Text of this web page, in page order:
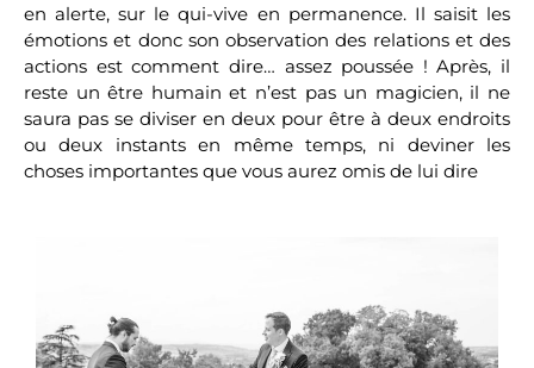
en alerte, sur le qui-vive en permanence. Il saisit les
émotions et donc son observation des relations et des
actions est comment dire… assez poussée ! Après, il
reste un être humain et n’est pas un magicien, il ne
saura pas se diviser en deux pour être à deux endroits
ou deux instants en même temps, ni deviner les
choses importantes que vous aurez omis de lui dire